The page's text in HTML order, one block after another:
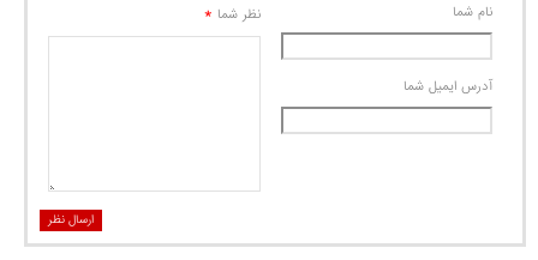
نام شما
آدرس ايميل شما
نظر شما *
ارسال نظر